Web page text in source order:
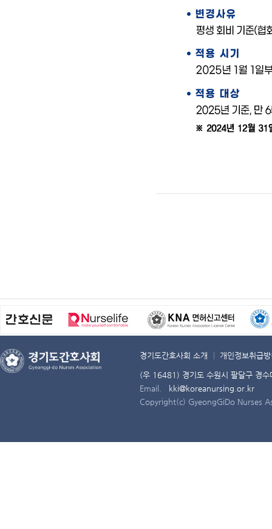
경기도간호사회 소개 개인정보취급
(우 16481) 경기도 수원시 팔달구 경
Email.
kki@koreanursing.or.kr
Copyright(c) GyeongGiDo Nurses